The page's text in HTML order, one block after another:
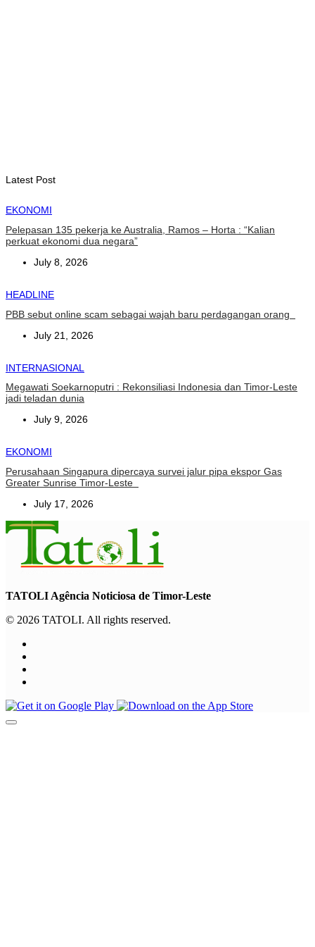
Latest Post
EKONOMI
Pelepasan 135 pekerja ke Australia, Ramos – Horta : “Kalian
perkuat ekonomi dua negara”
July 8, 2026
HEADLINE
PBB sebut online scam sebagai wajah baru perdagangan orang
July 21, 2026
INTERNASIONAL
Megawati Soekarnoputri : Rekonsiliasi Indonesia dan Timor-Leste
jadi teladan dunia
July 9, 2026
EKONOMI
Perusahaan Singapura dipercaya survei jalur pipa ekspor Gas
Greater Sunrise Timor-Leste
July 17, 2026
TATOLI Agência Noticiosa de Timor-Leste
© 2026 TATOLI. All rights reserved.